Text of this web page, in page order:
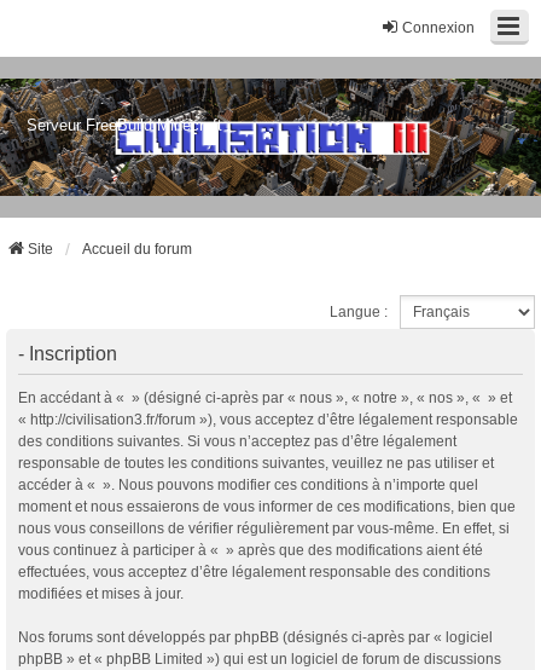
Connexion
Serveur FreeBuild Minecraft
Site Accueil du forum
Langue :
- Inscription
En accédant à « » (désigné ci-après par « nous », « notre », « nos », « » et
« http://civilisation3.fr/forum »), vous acceptez d’être légalement responsable
des conditions suivantes. Si vous n’acceptez pas d’être légalement
responsable de toutes les conditions suivantes, veuillez ne pas utiliser et
accéder à « ». Nous pouvons modifier ces conditions à n’importe quel
moment et nous essaierons de vous informer de ces modifications, bien que
nous vous conseillons de vérifier régulièrement par vous-même. En effet, si
vous continuez à participer à « » après que des modifications aient été
effectuées, vous acceptez d’être légalement responsable des conditions
modifiées et mises à jour.
Nos forums sont développés par phpBB (désignés ci-après par « logiciel
phpBB » et « phpBB Limited ») qui est un logiciel de forum de discussions